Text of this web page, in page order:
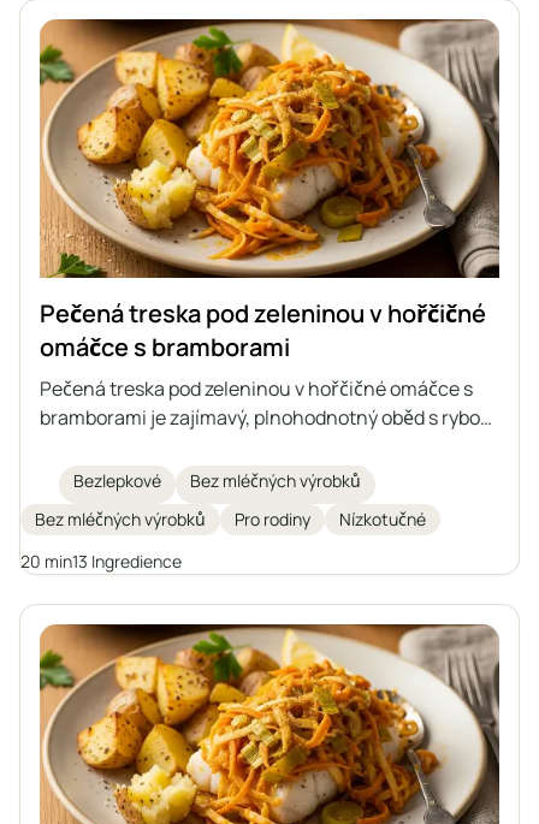
Pečená treska pod zeleninou v hořčičné
omáčce s bramborami
Pečená treska pod zeleninou v hořčičné omáčce s
bramborami je zajímavý, plnohodnotný oběd s rybou
zeleninou v aromatické hořčičné omáčce a celé jídlo
je podáváno s pečenými bramborami. Ideální volba
pro ty, kteří dbají na zdravou stravu a hledají
zpestření v každodenním jídelníčku.
Bezlepkové
Bez mléčných výrobků
Bez mléčných výrobků
Pro rodiny
Nízkotučné
20 min13 Ingredience